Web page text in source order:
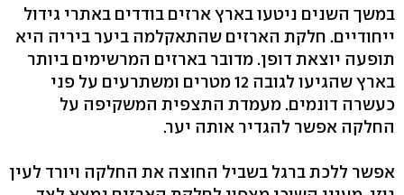
במשך השנים ניטעו בארץ ארזים בודדים באתרי גידול
ייחודיים. חלקת הארזים שהתאקלמה ביער ביריה היא
תופעה יוצאת דופן. מדובר בארזים המרשימים ביותר
בארץ שהגיעו לגובה 12 מטרים ומשתרעים על פני
כעשרה דונמים. מעמדת התצפית המשקיפה על
החלקה אפשר להגדיר אותה יער.
אפשר ללכת ברגל בשביל החוצה את החלקה ויורד לעין